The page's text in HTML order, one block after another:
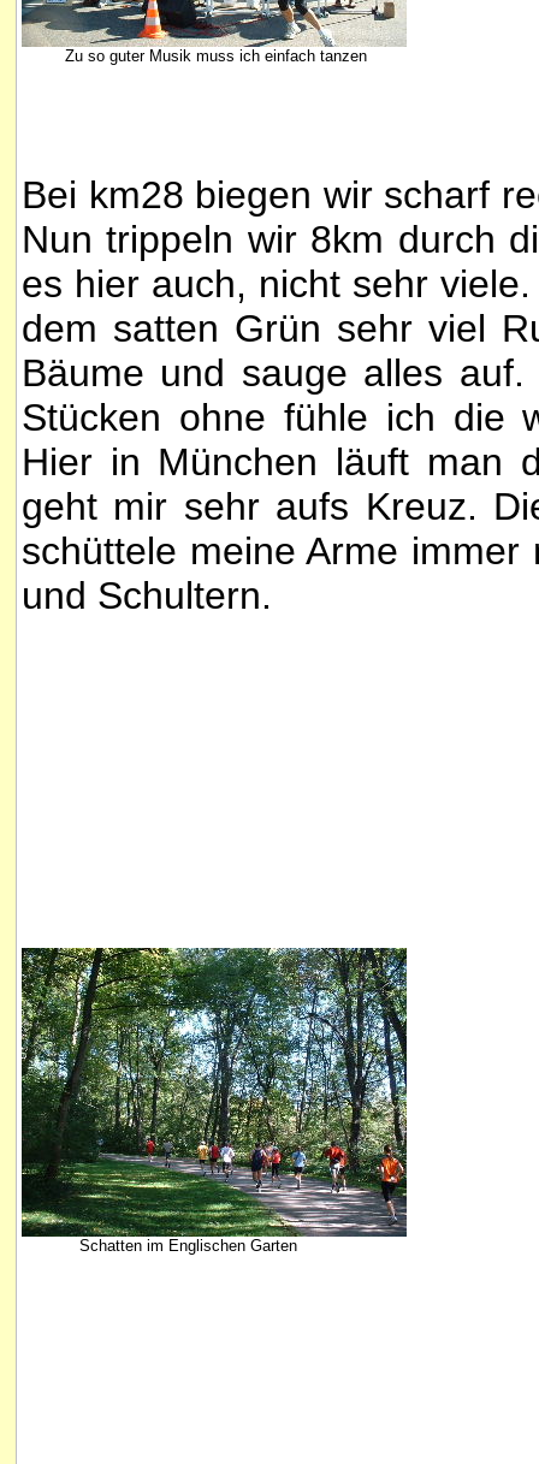
Zu so guter Musik muss ich einfach tanzen
Bei km28 biegen wir scharf
Nun trippeln wir 8km durch
es hier auch, nicht sehr
dem satten Grün sehr viel
Bäume und sauge alles
Stücken ohne fühle ich die
Hier in München läuft man
geht mir sehr aufs Kreuz.
schüttele meine Arme
und Schultern.
Schatten im Englischen Garten